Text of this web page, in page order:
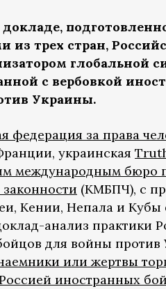
из трех стран,
глобальной
с вербовкой
Украины.
федерация за права
украинская
международным бюро
(КМБПЧ), с
Кении, Непала и Кубы
анализ практики
для войны против
или жертвы
иностранных